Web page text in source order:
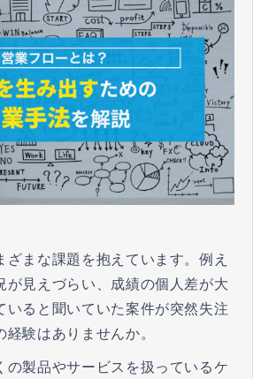
ざまな課題を抱えています。例え
が見えづらい、成績の個人差が大
いると聞いていた案件が突然失注
経験はありませんか。
の製品やサービスを扱っているケ